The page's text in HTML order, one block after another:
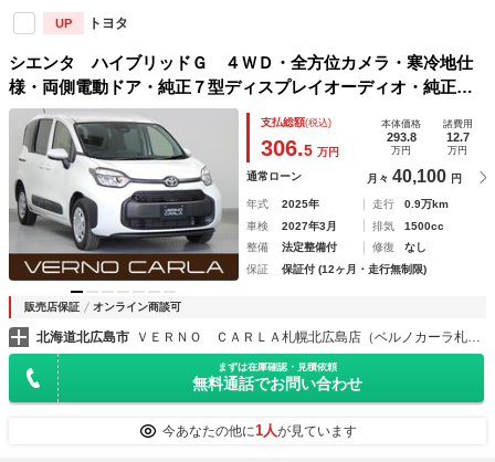
UP トヨタ
シエンタ ハイブリッドＧ ４ＷＤ・全方位カメラ・寒冷地仕
様・両側電動ドア・純正７型ディスプレイオーディオ・純正ド
ラレコ・レーンキープアシスト・障害物センサー・アダプティ
ブクルーズコントロール・ＢＳＭ・Ｂｌｕｅｔｏｏｔｈ・ＥＴ
Ｃ
支払総額(税込)
306.5 万円
本体価格
293.8
万円
諸費用
12.7
万円
通常ローン 月々 40,100 円
年式 2025年 走行
0.9万km
車検
2027年3月 排気
1500cc
整備
法定整備付 修復
なし
保証
保証付 (12ヶ月・走行無制限)
販売店保証 オンライン商談可
北海道北広島市
まずは在庫確認・見積依頼
無料通話でお問い合わせ
今あなたの他に1人が見ています